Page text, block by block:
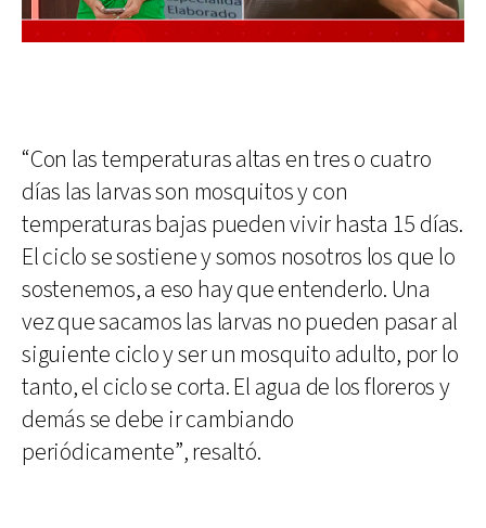
“Con las temperaturas altas en tres o cuatro
días las larvas son mosquitos y con
temperaturas bajas pueden vivir hasta 15 días.
El ciclo se sostiene y somos nosotros los que lo
sostenemos, a eso hay que entenderlo. Una
vez que sacamos las larvas no pueden pasar al
siguiente ciclo y ser un mosquito adulto, por lo
tanto, el ciclo se corta. El agua de los floreros y
demás se debe ir cambiando
periódicamente”, resaltó.